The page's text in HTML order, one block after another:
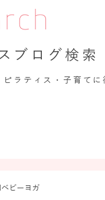
ブログ検索
ラティス・子育てに